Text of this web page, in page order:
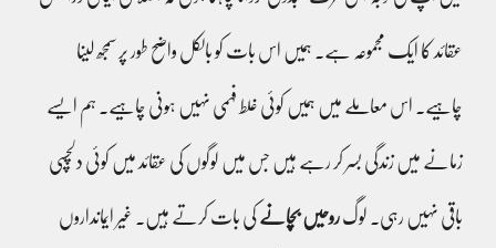
عقائد کا ایک مجموعہ ہے۔ ہمیں اس بات کو بالکل واضح طور پر سمجھ لینا
چاہیے۔ اس معاملے میں ہمیں کوئی غلط فہمی نہیں ہونی چاہیے۔ ہم ایسے
زمانے میں زندگی بسر کر رہے ہیں جس میں لوگوں کی عقائد میں کوئی دلچسپی
باقی نہیں رہی۔ لوگروحیں بچانےکی بات کرتے ہیں۔ غیر ایمانداروں